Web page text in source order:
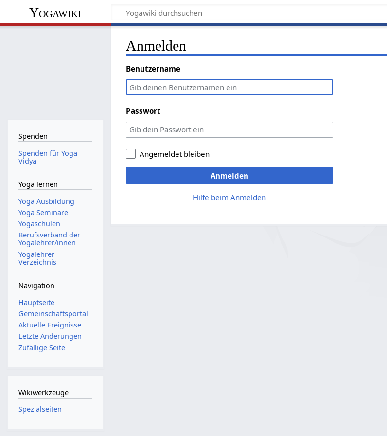
Yogawiki
Anmelden
Benutzername
Passwort
Angemeldet bleiben
Anmelden
Hilfe beim Anmelden
Spenden
Spenden für Yoga
Vidya
Yoga lernen
Yoga Ausbildung
Yoga Seminare
Yogaschulen
Berufsverband der
Yogalehrer/innen
Yogalehrer
Verzeichnis
Navigation
Hauptseite
Gemeinschafts­portal
Aktuelle Ereignisse
Letzte Änderungen
Zufällige Seite
Wikiwerkzeuge
Spezialseiten